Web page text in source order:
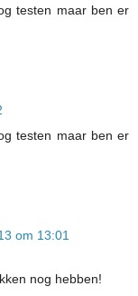
testen maar ben er
testen maar ben er
om 13:01
nog hebben!